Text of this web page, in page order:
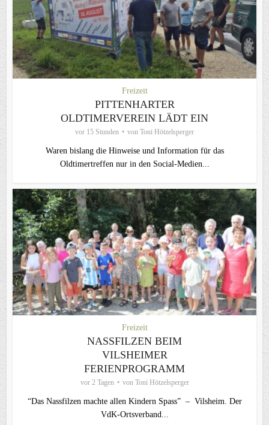
Freizeit
PITTENHARTER
OLDTIMERVEREIN LÄDT EIN
vor 15 Stunden von Toni Hötzelsperger
Waren bislang die Hinweise und Information für das
Oldtimertreffen nur in den Social-Medien...
Freizeit
NASSFILZEN BEIM
VILSHEIMER
FERIENPROGRAMM
vor 2 Tagen von Toni Hötzelsperger
“Das Nassfilzen machte allen Kindern Spass” – Vilsheim. Der
VdK-Ortsverband...